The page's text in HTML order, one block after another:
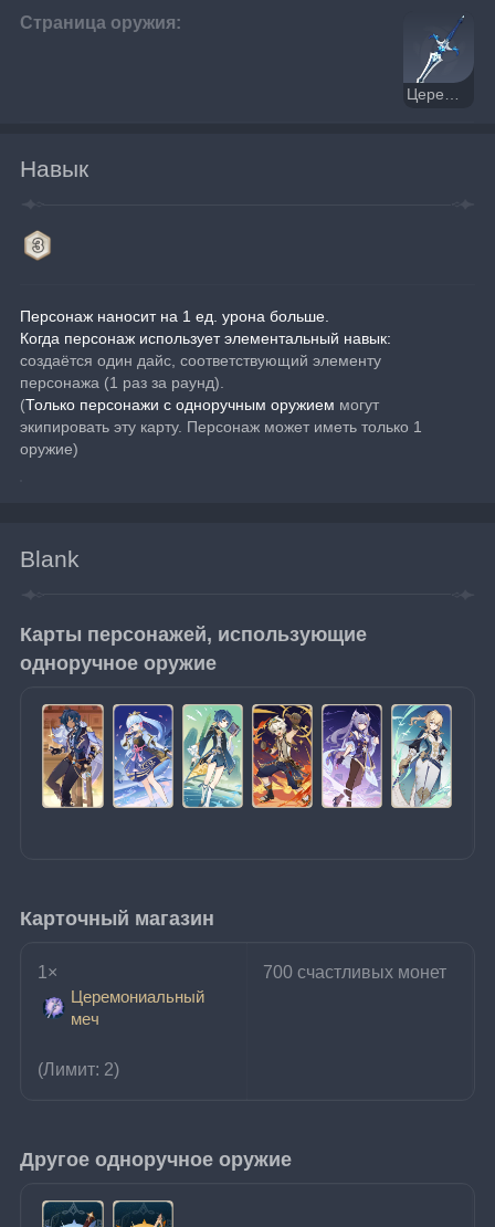
Страница оружия:
Церемониальный меч
Навык
Персонаж наносит на 1 ед. урона больше.
Когда персонаж использует элементальный навык:
создаётся один дайс, соответствующий элементу
персонажа (1 раз за раунд).
(Только персонажи с одноручным оружием могут
экипировать эту карту. Персонаж может иметь только 1
оружие)
Blank
Карты персонажей, использующие
одноручное оружие
Карточный магазин
1×
Церемониальный
меч
(Лимит: 2)
700 счастливых монет
Другое одноручное оружие